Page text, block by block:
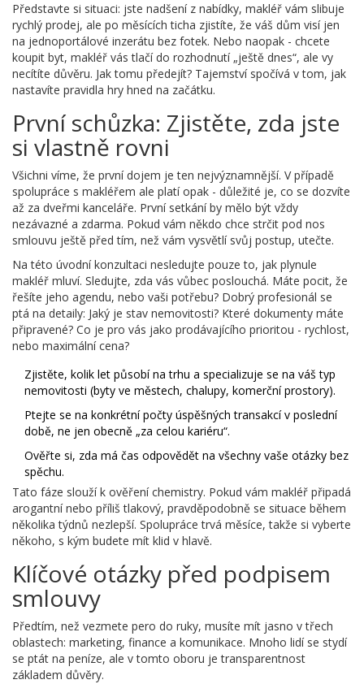
Představte si situaci: jste nadšení z nabídky, makléř vám slibuje
rychlý prodej, ale po měsících ticha zjistíte, že váš dům visí jen
na jednoportálové inzerátu bez fotek. Nebo naopak - chcete
koupit byt, makléř vás tlačí do rozhodnutí „ještě dnes“, ale vy
necítíte důvěru. Jak tomu předejít? Tajemství spočívá v tom, jak
nastavíte pravidla hry hned na začátku.
První schůzka: Zjistěte, zda jste
si vlastně rovni
Všichni víme, že první dojem je ten nejvýznamnější. V případě
spolupráce s makléřem ale platí opak - důležité je, co se dozvíte
až za dveřmi kanceláře. První setkání by mělo být vždy
nezávazné a zdarma. Pokud vám někdo chce strčit pod nos
smlouvu ještě před tím, než vám vysvětlí svůj postup, utečte.
Na této úvodní konzultaci nesledujte pouze to, jak plynule
makléř mluví. Sledujte, zda vás vůbec poslouchá. Máte pocit, že
řešíte jeho agendu, nebo vaši potřebu? Dobrý profesionál se
ptá na detaily: Jaký je stav nemovitosti? Které dokumenty máte
připravené? Co je pro vás jako prodávajícího prioritou - rychlost,
nebo maximální cena?
Zjistěte, kolik let působí na trhu a specializuje se na váš typ
nemovitosti (byty ve městech, chalupy, komerční prostory).
Ptejte se na konkrétní počty úspěšných transakcí v poslední
době, ne jen obecně „za celou kariéru“.
Ověřte si, zda má čas odpovědět na všechny vaše otázky bez
spěchu.
Tato fáze slouží k ověření chemistry. Pokud vám makléř připadá
arogantní nebo příliš tlakový, pravděpodobně se situace během
několika týdnů nezlepší. Spolupráce trvá měsíce, takže si vyberte
někoho, s kým budete mít klid v hlavě.
Klíčové otázky před podpisem
smlouvy
Předtím, než vezmete pero do ruky, musíte mít jasno v třech
oblastech: marketing, finance a komunikace. Mnoho lidí se stydí
se ptát na peníze, ale v tomto oboru je transparentnost
základem důvěry.